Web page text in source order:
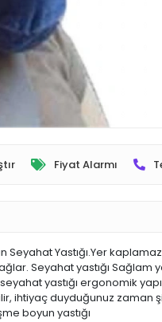
Fiyat Alarmı
Yastığı.Yer
Seyahat yastığı
yastığı ergonomik
ihtiyaç duyduğunuz
boyun yastığı